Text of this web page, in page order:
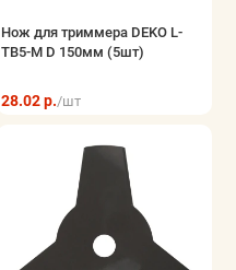
Нож для триммера DEKO L-
TB5-M D 150мм (5шт)
28.02 р./шт